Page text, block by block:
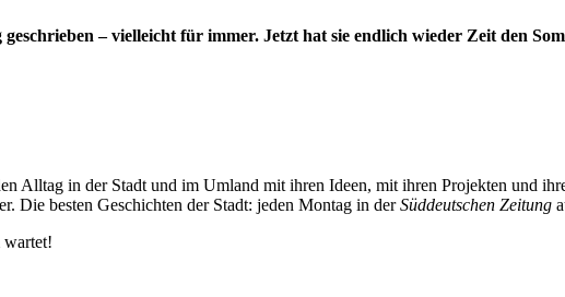
– vielleicht für immer. Jetzt hat sie endlich wieder Zeit den
Alltag in der Stadt und im Umland mit ihren Ideen, mit ihren Projekten und
Die besten Geschichten der Stadt: jeden Montag in derSüddeutschen Zeitung